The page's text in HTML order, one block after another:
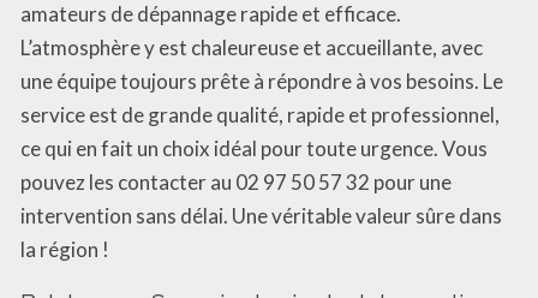
amateurs de dépannage rapide et efficace.
L’atmosphère y est chaleureuse et accueillante, avec
une équipe toujours prête à répondre à vos besoins. Le
service est de grande qualité, rapide et professionnel,
ce qui en fait un choix idéal pour toute urgence. Vous
pouvez les contacter au 02 97 50 57 32 pour une
intervention sans délai. Une véritable valeur sûre dans
la région !